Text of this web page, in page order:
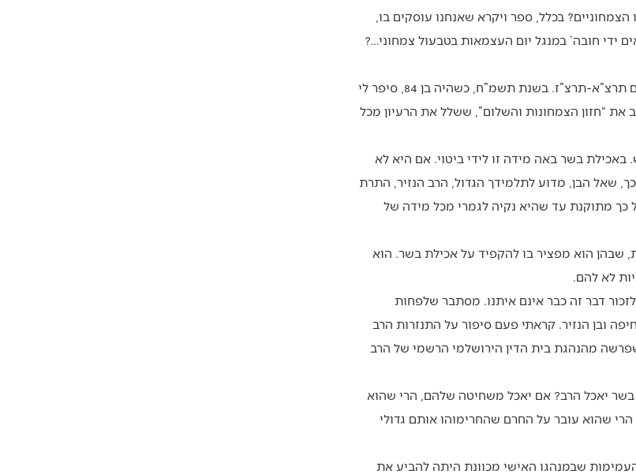
בכלל, ספר ויקרא שאנחנו עוסקים בו,
ידי חובה’ במנגל יום העצמאות בטבעול צמחוני…?
הצייר והפסל התל-אביבי צבי אלדובי למד בירושלים, באוניברסיטה העברית, בשנים תרצ”א-תרצ”ז. בשנת תשמ”ח, כשהיה בן 84, סיפר לי
את “חזון הצמחונות והשלום”, ששלל את הרעיון מכל
באכילת בשר באה מידה זו לידי ביטוי. אם היא לא
שאל הבן, מדוע לתלמידך הגדול, הרב הנזיר, התרת
כך מתוקנת עד שהיא נקיה לגמרי מכל מידה של
שבהן הוא מפציר בו להקפיד על אכילת בשר. הוא
לא להם.
דבר זה כבר אינם איתנו. מסתבר שלפחות
ובן הנזיר. קראתי פעם סיפור על התנזרות הרב
מהנהגת בית הדין הירושלמי הרשמי של הרב
יאכל הרב? אם יאכל משחיטה שלהם, הרי שהוא
שהוא עובר על החרם שהחרימוהו אותם גדולי
שבמנהגו האישי מכוונת היתה להביע את